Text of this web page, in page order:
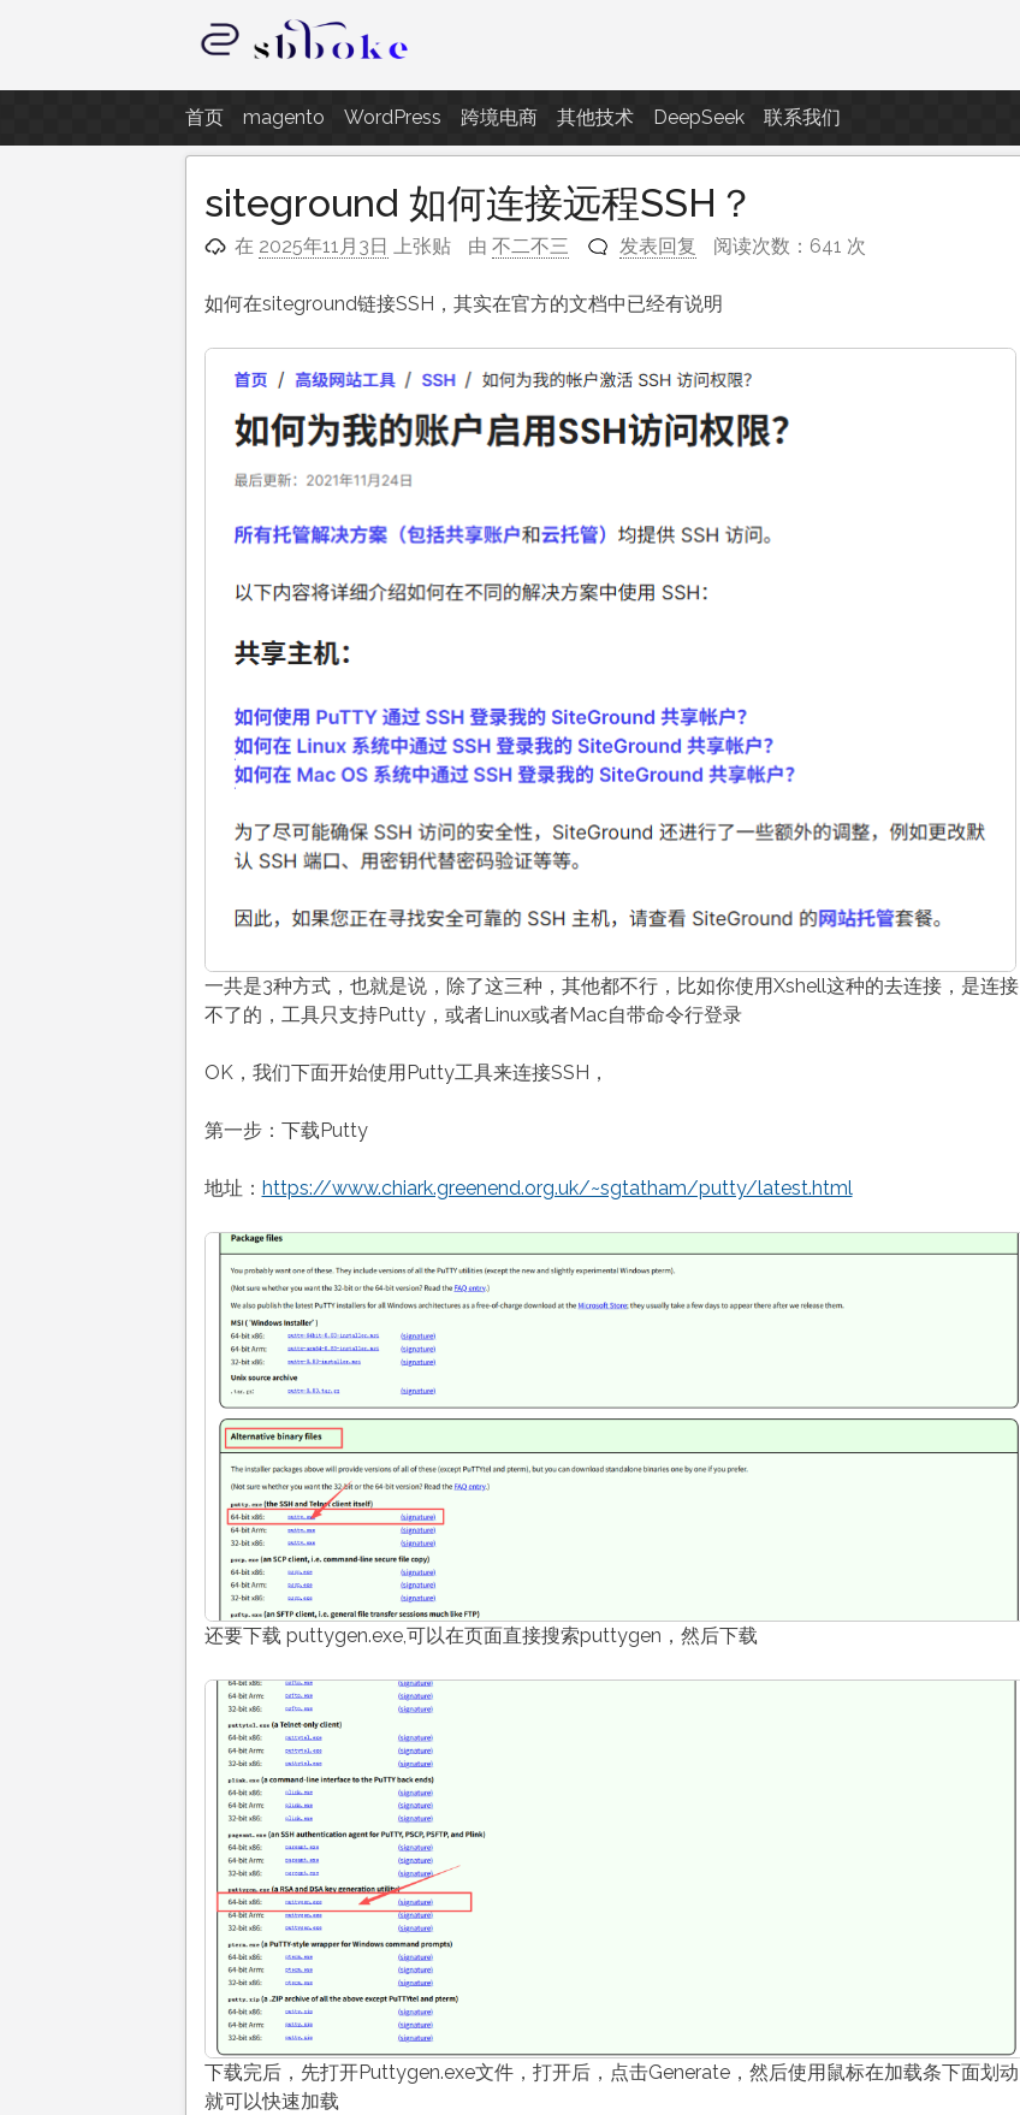
至
内
容
记录跨境电商独立站开发遇到的点点滴滴
首页 magento WordPress 跨境电商 其他技术 DeepSeek 联系我们
siteground 如何连接远程SSH？
在 2025年11月3日 上张贴 由不二不三 发表回复 阅读次数：641 次
如何在siteground链接SSH，其实在官方的文档中已经有说明
一共是3种方式，也就是说，除了这三种，其他都不行，比如你使用Xshell这种的去连接，是连接
不了的，工具只支持Putty，或者Linux或者Mac自带命令行登录
OK，我们下面开始使用Putty工具来连接SSH，
第一步：下载Putty
地址： https://www.chiark.greenend.org.uk/~sgtatham/putty/latest.html
还要下载 puttygen.exe,可以在页面直接搜索puttygen，然后下载
下载完后，先打开Puttygen.exe文件，打开后，点击Generate，然后使用鼠标在加载条下面划动
就可以快速加载